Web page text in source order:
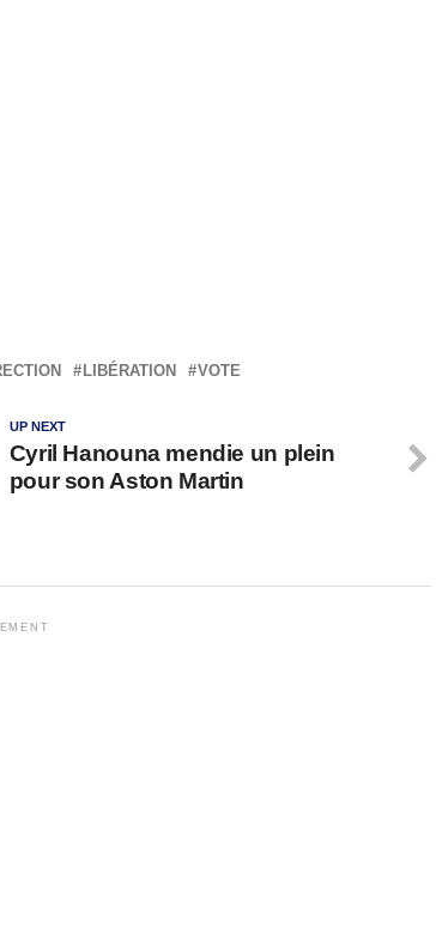
LIBÉRATION VOTE
UP NEXT
Cyril Hanouna mendie un plein
pour son Aston Martin